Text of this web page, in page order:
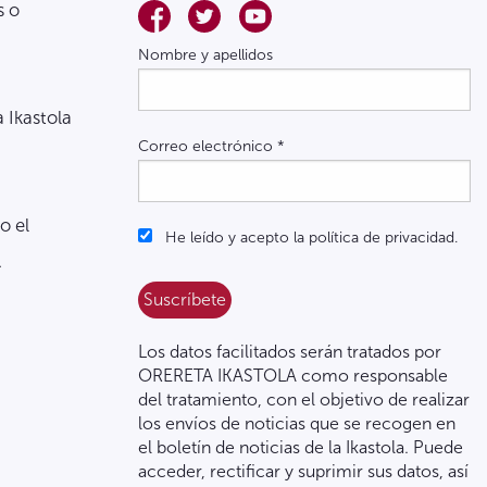
o
Ikastola
el
Nombre y apellidos
Correo electrónico *
He leído y acepto la política de privacidad.
Los datos facilitados serán tratados por
ORERETA IKASTOLA como responsable
del tratamiento, con el objetivo de realizar
los envíos de noticias que se recogen en
el boletín de noticias de la Ikastola. Puede
acceder, rectificar y suprimir sus datos, así